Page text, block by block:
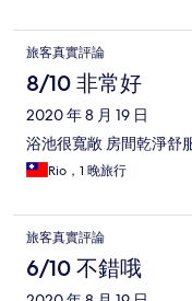
旅客真實評論
8/10 非常好
2020 年 8 月 19 日
浴池很寬敞 房間乾淨舒
Rio，1 晚旅行
旅客真實評論
6/10 不錯哦